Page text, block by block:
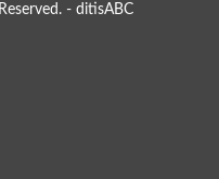
- ditisABC